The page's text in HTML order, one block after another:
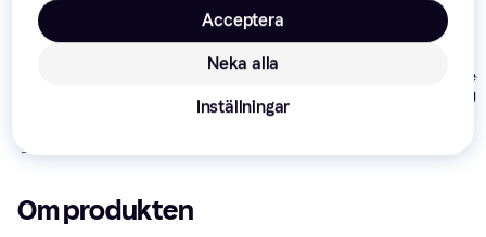
Uponor Combipex RIR
PLUS 15/25, L=50M
Schneider
Combi Pipe
Om produkten
Neka alla
Acceptera
Inställningar